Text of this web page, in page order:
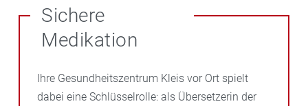
Sichere
Medikation
Ihre Gesundheitszentrum Kleis vor Ort spielt
dabei eine Schlüsselrolle: als Übersetzerin der